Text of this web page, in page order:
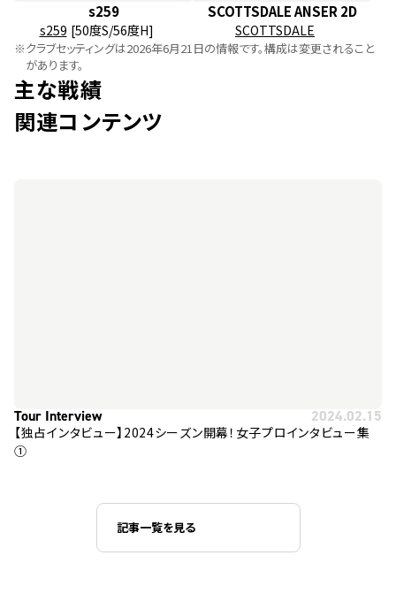
s259
s259 [50度S/56度H]
SCOTTSDALE ANSER 2D
SCOTTSDALE
※クラブセッティングは2026年6月21日の情報です。構成は変更されること
があります。
主な戦績
関連コンテンツ
Tour Interview 2024.02.15
【独占インタビュー】2024シーズン開幕！女子プロインタビュー集
①
記事一覧を見る